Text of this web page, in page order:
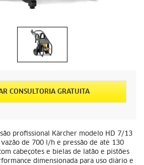
CONSULTORIA GRATUITA
profissional Kärcher modelo HD 7/13
vazão de 700 l/h e pressão de até 130
cabeçotes e bielas de latão e pistões
dimensionada para uso diário e